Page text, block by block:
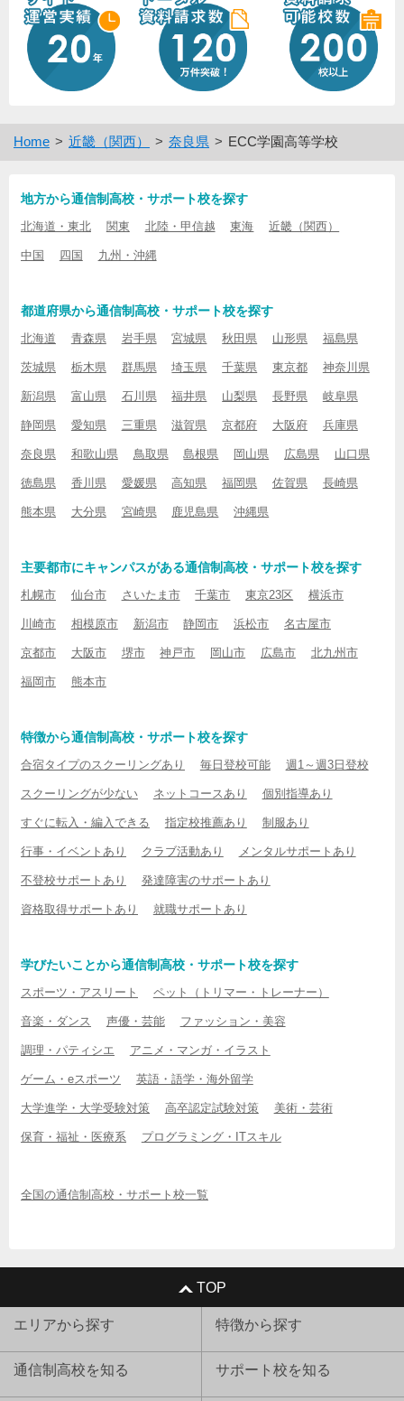
Home 近畿（関西） 奈良県 ECC学園高等学校
地方から通信制高校・サポート校を探す
北海道・東北 関東 北陸・甲信越 東海 近畿（関西）
中国 四国 九州・沖縄
都道府県から通信制高校・サポート校を探す
北海道 青森県 岩手県 宮城県 秋田県 山形県 福島県
茨城県 栃木県 群馬県 埼玉県 千葉県 東京都 神奈川県
新潟県 富山県 石川県 福井県 山梨県 長野県 岐阜県
静岡県 愛知県 三重県 滋賀県 京都府 大阪府 兵庫県
奈良県 和歌山県 鳥取県 島根県 岡山県 広島県 山口県
徳島県 香川県 愛媛県 高知県 福岡県 佐賀県 長崎県
熊本県 大分県 宮崎県 鹿児島県 沖縄県
主要都市にキャンパスがある通信制高校・サポート校を探す
札幌市 仙台市 さいたま市 千葉市 東京23区 横浜市
川崎市 相模原市 新潟市 静岡市 浜松市 名古屋市
京都市 大阪市 堺市 神戸市 岡山市 広島市 北九州市
福岡市 熊本市
特徴から通信制高校・サポート校を探す
合宿タイプのスクーリングあり 毎日登校可能 週1～週3日登校
スクーリングが少ない ネットコースあり 個別指導あり
すぐに転入・編入できる 指定校推薦あり 制服あり
行事・イベントあり クラブ活動あり メンタルサポートあり
不登校サポートあり 発達障害のサポートあり
資格取得サポートあり 就職サポートあり
学びたいことから通信制高校・サポート校を探す
スポーツ・アスリート ペット（トリマー・トレーナー）
音楽・ダンス 声優・芸能 ファッション・美容
調理・パティシエ アニメ・マンガ・イラスト
ゲーム・eスポーツ 英語・語学・海外留学
大学進学・大学受験対策 高卒認定試験対策 美術・芸術
保育・福祉・医療系 プログラミング・ITスキル
全国の通信制高校・サポート校一覧
TOP
エリアから探す 特徴から探す
通信制高校を知る サポート校を知る